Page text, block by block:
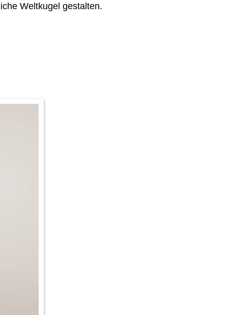
Weltkugel gestalten.